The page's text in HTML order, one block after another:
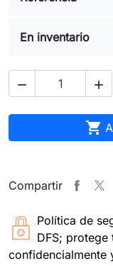
En inventario
 

Compartir
Política de
DFS;
confidencialmente